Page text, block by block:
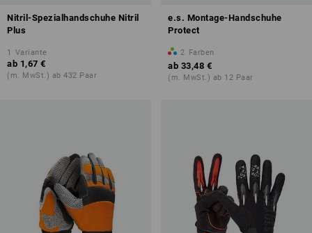
Nitril-Spezialhandschuhe Nitril
Plus
1 Variante
ab 1,67 €
(m. MwSt.) ab 432 Paar
e.s. Montage-Handschuhe
Protect
2 Farben
ab 33,48 €
(m. MwSt.) ab 12 Paar